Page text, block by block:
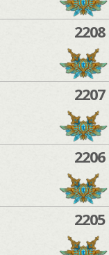
2208
2207
2206
2205